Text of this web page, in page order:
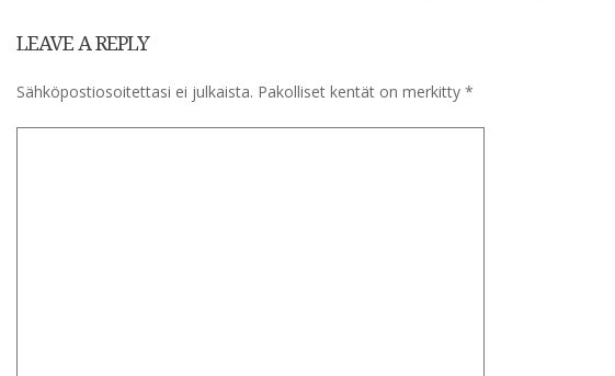
LEAVE A REPLY
Sähköpostiosoitettasi ei julkaista. Pakolliset kentät on merkitty *